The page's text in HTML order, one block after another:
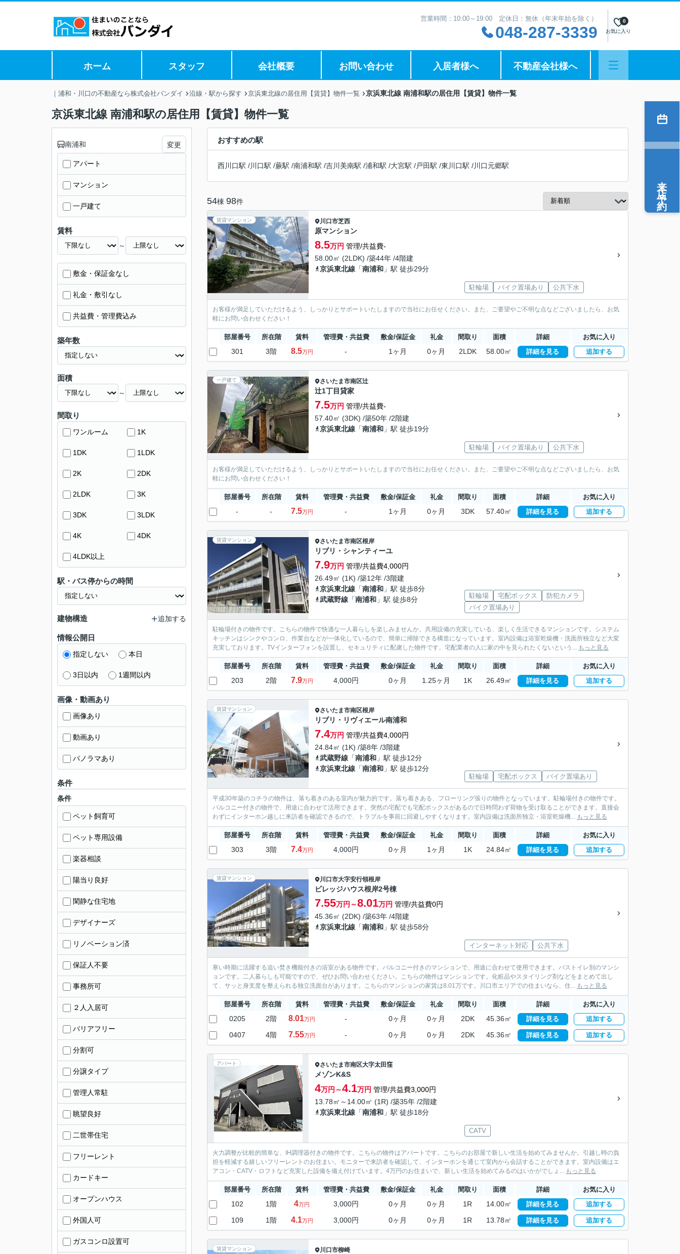
営業時間：10:00～19:00 定休日：無休（年末年始を除く）
048-287-3339 お気に入り
0
ホーム スタッフ 会社概要 お問い合わせ 入居者様へ 不動産会社様へ
｜浦和・川口の不動産なら株式会社バンダイ 沿線・駅から探す 京浜東北線の居住用【賃貸】物件一覧 京浜東北線 南浦和駅の居住用【賃貸】物件一覧
京浜東北線 南浦和駅の居住用【賃貸】物件一覧
おすすめの駅
西川口駅 /川口駅 /蕨駅 /南浦和駅 /吉川美南駅 /浦和駅 /大宮駅 /戸田駅 /東川口駅 /川口元郷駅
54棟 98件
賃貸マンション 川口市芝西
原マンション
8.5万円 管理/共益費-
58.00㎡ (2LDK) /築44年 /4階建
京浜東北線 「南浦和 」駅 徒歩29分
駐輪場 バイク置場あり 公共下水
お客様が満足していただけるよう、しっかりとサポートいたしますので当社にお任せください。また、ご要望やご不明な点などございましたら、お気
軽にお問い合わせください！
部屋番号 所在階 賃料 管理費・共益費 敷金/保証金 礼金 間取り 面積 詳細 お気に入り
301 3階 8.5万円 - 1ヶ月 0ヶ月 2LDK 58.00㎡ 詳細を見る 追加する
一戸建て さいたま市南区辻
辻1丁目貸家
7.5万円 管理/共益費-
57.40㎡ (3DK) /築50年 /2階建
京浜東北線 「南浦和 」駅 徒歩19分
駐輪場 バイク置場あり 公共下水
お客様が満足していただけるよう、しっかりとサポートいたしますので当社にお任せください。また、ご要望やご不明な点などございましたら、お気
軽にお問い合わせください！
部屋番号 所在階 賃料 管理費・共益費 敷金/保証金 礼金 間取り 面積 詳細 お気に入り
- - 7.5万円 - 1ヶ月 0ヶ月 3DK 57.40㎡ 詳細を見る 追加する
賃貸マンション さいたま市南区根岸
リブリ・シャンティーユ
7.9万円 管理/共益費4,000円
26.49㎡ (1K) /築12年 /3階建
京浜東北線 「南浦和 」駅 徒歩8分
武蔵野線 「南浦和 」駅 徒歩8分 駐輪場 宅配ボックス
防犯カメラ
バイク置場あり
駐輪場付きの物件です。こちらの物件で快適な一人暮らしを楽しみませんか。共用設備の充実している、楽しく生活できるマンションです。システム
キッチンはシンクやコンロ、作業台などが一体化しているので、簡単に掃除できる構造になっています。室内設備は浴室乾燥機・洗面所独立など大変
充実しております。TVインターフォンを設置し、セキュリティに配慮した物件です。宅配業者の人に家の中を見られたくないという... もっと見る
部屋番号 所在階 賃料 管理費・共益費 敷金/保証金 礼金 間取り 面積 詳細 お気に入り
203 2階 7.9万円 4,000円 0ヶ月 1.25ヶ月 1K 26.49㎡ 詳細を見る 追加する
賃貸マンション さいたま市南区根岸
リブリ・リヴィエール南浦和
7.4万円 管理/共益費4,000円
24.84㎡ (1K) /築8年 /3階建
武蔵野線 「南浦和 」駅 徒歩12分
京浜東北線 「南浦和 」駅 徒歩12分
駐輪場 宅配ボックス バイク置場あり
平成30年築のコチラの物件は、落ち着きのある室内が魅力的です。落ち着きある、フローリング張りの物件となっています。駐輪場付きの物件です。
バルコニー付きの物件で、用途に合わせて活用できます。突然の宅配でも宅配ボックスがあるので日時問わず荷物を受け取ることができます。直接会
わずにインターホン越しに来訪者を確認できるので、トラブルを事前に回避しやすくなります。室内設備は洗面所独立・浴室乾燥機... もっと見る
部屋番号 所在階 賃料 管理費・共益費 敷金/保証金 礼金 間取り 面積 詳細 お気に入り
303 3階 7.4万円 4,000円 0ヶ月 1ヶ月 1K 24.84㎡ 詳細を見る 追加する
賃貸マンション 川口市大字安行領根岸
ビレッジハウス根岸2号棟
7.55万円～8.01万円 管理/共益費0円
45.36㎡ (2DK) /築63年 /4階建
京浜東北線 「南浦和 」駅 徒歩58分
インターネット対応 公共下水
寒い時期に活躍する追い焚き機能付きの浴室がある物件です。バルコニー付きのマンションで、用途に合わせて使用できます。バストイレ別のマンシ
ョンです。二人暮らしも可能ですので、ぜひお問い合わせください。こちらの物件はマンションです。化粧品やスタイリング剤などをまとめて出し
て、サッと身支度を整えられる独立洗面台があります。こちらのマンションの家賃は8.01万です。川口市エリアでの住まいなら、住... もっと見る
部屋番号 所在階 賃料 管理費・共益費 敷金/保証金 礼金 間取り 面積 詳細 お気に入り
0205 2階 8.01万円 - 0ヶ月 0ヶ月 2DK 45.36㎡ 詳細を見る 追加する
0407 4階 7.55万円 - 0ヶ月 0ヶ月 2DK 45.36㎡ 詳細を見る 追加する
アパート さいたま市南区大字太田窪
メゾンK&S
4万円～4.1万円 管理/共益費3,000円
13.78㎡～14.00㎡ (1R) /築35年 /2階建
京浜東北線 「南浦和 」駅 徒歩18分
CATV
火力調整が比較的簡単な、IH調理器付きの物件です。こちらの物件はアパートです。こちらのお部屋で新しい生活を始めてみませんか。引越し時の負
担を軽減する嬉しいフリーレントのお住まい。モニターで来訪者を確認して、インターホンを通じて室内から会話することができます。室内設備はエ
アコン・CATV・ロフトなど充実した設備を備え付けています。4万円のお住まいで、新しい生活を始めてみるのはいかがでしょ... もっと見る
部屋番号 所在階 賃料 管理費・共益費 敷金/保証金 礼金 間取り 面積 詳細 お気に入り
102 1階 4万円 3,000円 0ヶ月 0ヶ月 1R 14.00㎡ 詳細を見る 追加する
109 1階 4.1万円 3,000円 0ヶ月 0ヶ月 1R 13.78㎡ 詳細を見る 追加する
賃貸マンション 川口市柳崎
南浦和 変更
アパート
マンション
一戸建て
賃料
～
敷金・保証金なし
礼金・敷引なし
共益費・管理費込み
築年数
面積
～
間取り
ワンルーム 1K
1DK 1LDK
2K 2DK
2LDK 3K
3DK 3LDK
4K 4DK
4LDK以上
駅・バス停からの時間
建物構造 追加する
情報公開日
指定しない 本日
3日以内 1週間以内
画像・動画あり
画像あり
動画あり
パノラマあり
条件
条件
ペット飼育可
ペット専用設備
楽器相談
陽当り良好
閑静な住宅地
デザイナーズ
リノベーション済
保証人不要
事務所可
２人入居可
バリアフリー
分割可
分譲タイプ
管理人常駐
眺望良好
二世帯住宅
フリーレント
カードキー
オープンハウス
外国人可
ガスコンロ設置可
来店予約